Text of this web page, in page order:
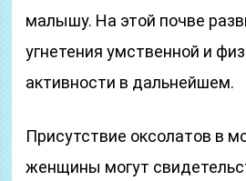
малышу. На этой почве
угнетения умственной и
активности в дальнейшем.
Присутствие оксолатов в
женщины могут